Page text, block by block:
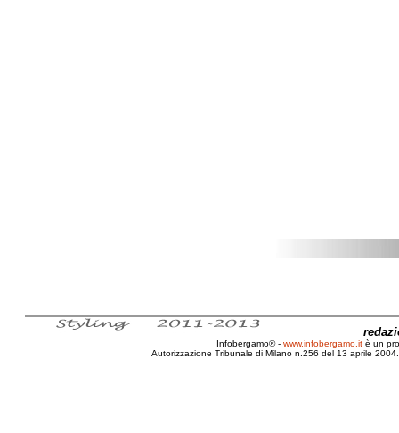
Infobergamo® - www.infobergamo.it è un
Autorizzazione Tribunale di Milano n.256 del 13 aprile